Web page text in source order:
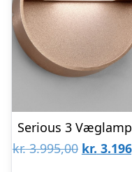
kr.3.995,00 Den
kr.